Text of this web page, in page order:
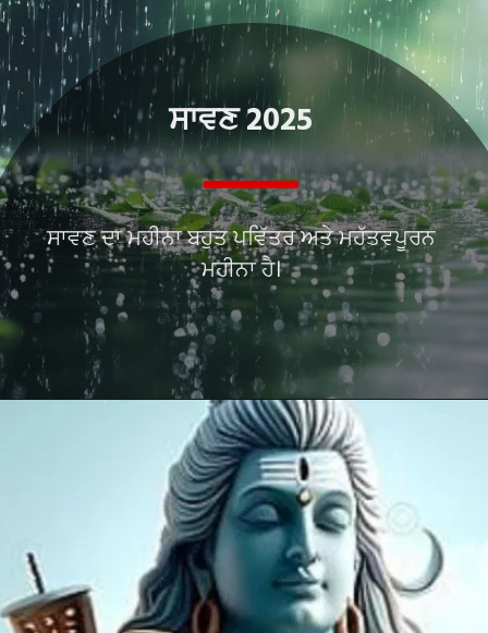
ਸਾਵਣ ਦਾ ਮਹੀਨਾ ਬਹੁਤ ਪਵਿੱਤਰ ਅਤੇ ਮਹੱਤਵਪੂਰਨ
ਮਹੀਨਾ ਹੈ।
ਸਾਵਣ 2025